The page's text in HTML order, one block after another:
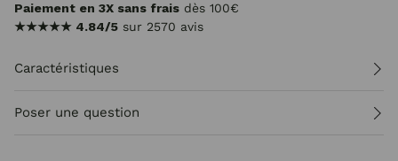
Paiement en 3X sans frais dès 100€
★★★★★ 4.84/5 sur 2570 avis
Caractéristiques
Poser une question